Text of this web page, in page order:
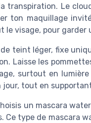
transpiration. Le
ton maquillage
le visage, pour garder
teint léger, fixe
Laisse les
surtout en
jour, tout en
un mascara
Ce type de mascara